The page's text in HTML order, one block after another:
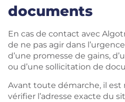
documents
En cas de contact avec
de ne pas agir dans
d’une promesse de gains,
ou d’une sollicitation de
Avant toute démarche, il est
vérifier l’adresse exacte du